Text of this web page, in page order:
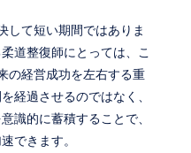
して短い期間ではありま
道整復師にとっては、こ
の経営成功を左右する重
経過させるのではなく、
識的に蓄積することで、
できます。